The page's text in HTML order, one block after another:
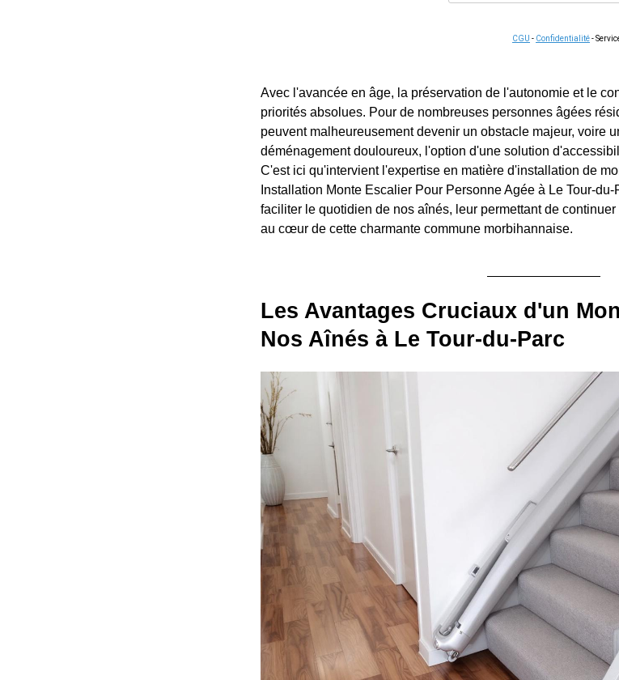
CGU - Confidentialité-
Avec l'avancée en âge, la préservation de l'autonomie et le
priorités absolues. Pour de nombreuses personnes âgées
peuvent malheureusement devenir un obstacle majeur, voire
déménagement douloureux, l'option d'une solution
C'est ici qu'intervient l'expertise en matière d'installation de
Installation Monte Escalier Pour Personne Agée à Le Tour-
faciliter le quotidien de nos aînés, leur permettant de
au cœur de cette charmante commune morbihannaise.
Les Avantages Cruciaux d'un
Nos Aînés à Le Tour-du-Parc